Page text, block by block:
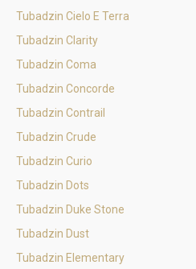
Tubadzin Cielo E Terra
Tubadzin Clarity
Tubadzin Coma
Tubadzin Concorde
Tubadzin Contrail
Tubadzin Crude
Tubadzin Curio
Tubadzin Dots
Tubadzin Duke Stone
Tubadzin Dust
Tubadzin Elementary